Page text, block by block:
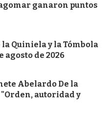
ganaron puntos
Quiniela y la Tómbola
agosto de 2026
Abelardo De la
autoridad y